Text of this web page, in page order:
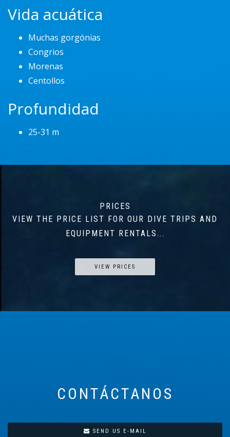
Vida acuática
Muchas gorgónias
Congrios
Morenas
Centollos
Profundidad
25-31 m
PRICES
VIEW THE PRICE LIST FOR OUR DIVE TRIPS AND
EQUIPMENT RENTALS...
VIEW PRICES
CONTÁCTANOS
SEND US E-MAIL